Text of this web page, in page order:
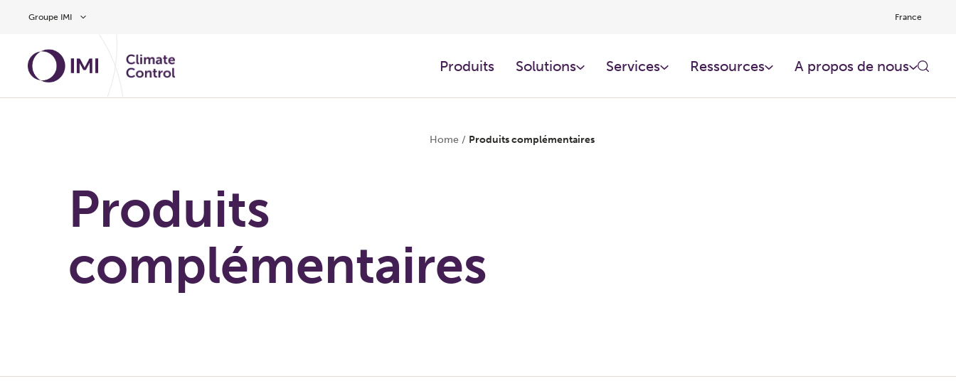
Groupe IMI France
Produits Solutions Services​ Ressources​ A propos de nous
Home / Produits complémentaires
Produits
complémentaires